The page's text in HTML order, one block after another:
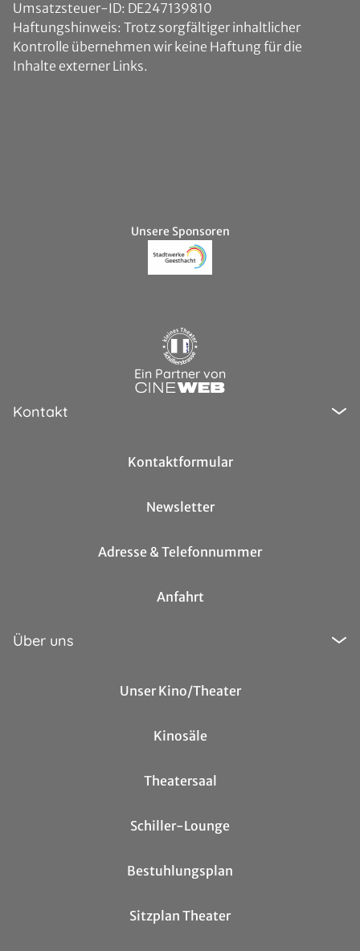
Umsatzsteuer-ID: DE247139810
Haftungshinweis: Trotz sorgfältiger inhaltlicher
Kontrolle übernehmen wir keine Haftung für die
Inhalte externer Links.
Unsere Sponsoren
Ein Partner von
Kontakt
Kontaktformular
Newsletter
Adresse & Telefonnummer
Anfahrt
Über uns
Unser Kino/Theater
Kinosäle
Theatersaal
Schiller-Lounge
Bestuhlungsplan
Sitzplan Theater